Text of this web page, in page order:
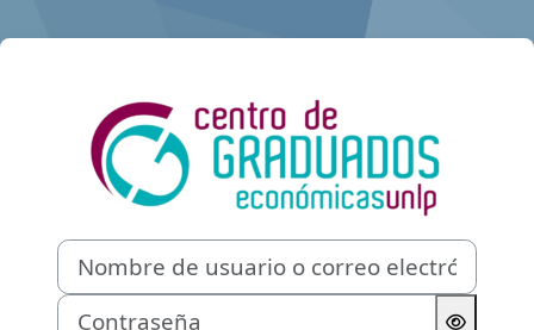
Iniciar sesión
Nombre de usuario o correo electrónico
Contraseña